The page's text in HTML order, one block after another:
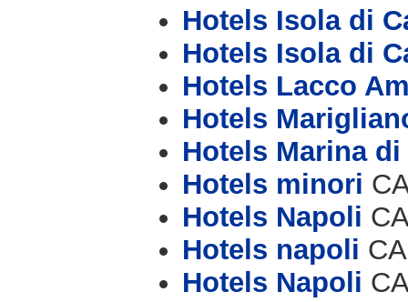
Hotels Isola di
Hotels Isola di
Hotels Lacco
Hotels
Hotels Marina
Hotels minori
Hotels Napoli
Hotels napoli
Hotels Napoli